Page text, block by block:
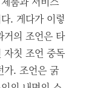
. 게다가 이렇
거의 조언은 타
자칫 조언 중독
가. 조언은 굵